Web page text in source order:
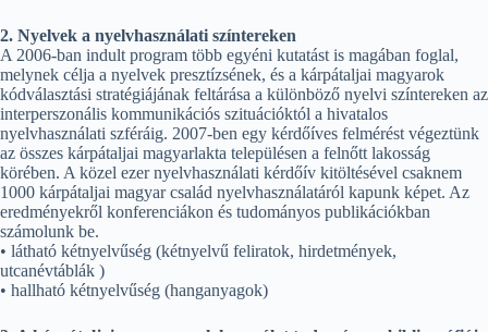
2. Nyelvek a nyelvhasználati színtereken
A 2006-ban indult program több egyéni kutatást is magában foglal,
melynek célja a nyelvek presztízsének, és a kárpátaljai magyarok
kódválasztási stratégiájának feltárása a különböző nyelvi színtereken az
interperszonális kommunikációs szituációktól a hivatalos
nyelvhasználati szféráig. 2007-ben egy kérdőíves felmérést végeztünk
az összes kárpátaljai magyarlakta településen a felnőtt lakosság
körében. A közel ezer nyelvhasználati kérdőív kitöltésével csaknem
1000 kárpátaljai magyar család nyelvhasználatáról kapunk képet. Az
eredményekről konferenciákon és tudományos publikációkban
számolunk be.
• látható kétnyelvűség (kétnyelvű feliratok, hirdetmények,
utcanévtáblák )
• hallható kétnyelvűség (hanganyagok)